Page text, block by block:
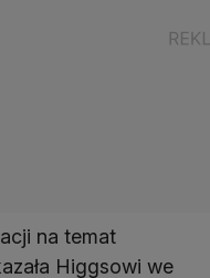
na temat
Higgsowi we